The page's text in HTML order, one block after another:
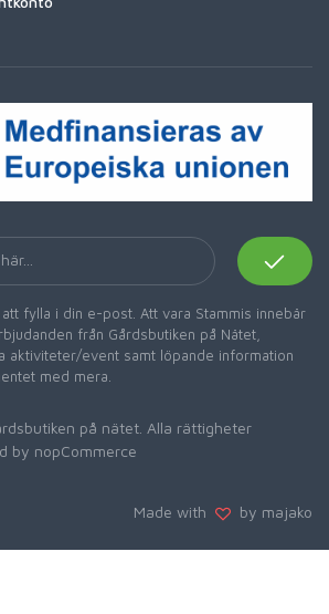
fylla i din e-post. Att vara Stammis innebär
från Gårdsbutiken på Nätet,
aktiviteter/event samt löpande information
med mera.
på nätet. Alla rättigheter
by nopCommerce
Made with by majako